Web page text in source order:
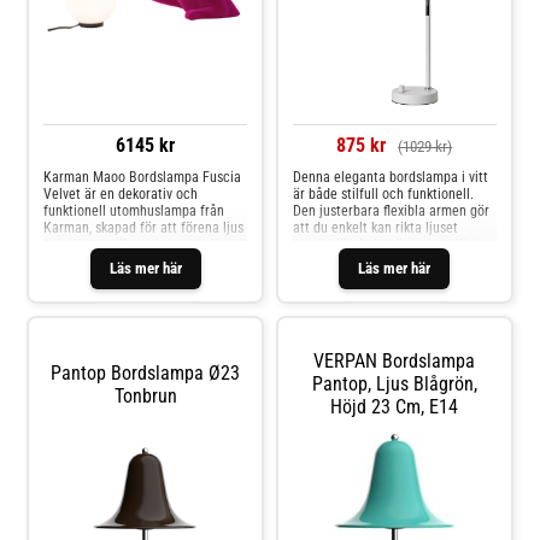
6145 kr
Läs mer här
Karman Maoo Bordslampa Fuscia
Velvet är en dekorativ och
funktionell utomhuslampa från
Karman, skapad för att förena ljus
Med fokus på estetik, material och
atmosfär är lampan ett idealiskt
val för moderna
875 kr (1029 kr)
Läs mer här
Denna eleganta bordslampa i vitt
är både stilfull och funktionell.
Den justerbara flexibla armen gör
att du enkelt kan rikta ljuset
gör den perfekt som
skrivbordslampa eller läslampa.
Med sin tidlösa design och
interiörer. Låt denna lampa ge
både stil och funktion till ditt hem
eller arbetsplats.Ljuskälla ingår
Pantop Bordslampa Ø23
Tonbrun
VERPAN Bordslampa
Pantop, Ljus Blågrön,
Höjd 23 Cm, E14